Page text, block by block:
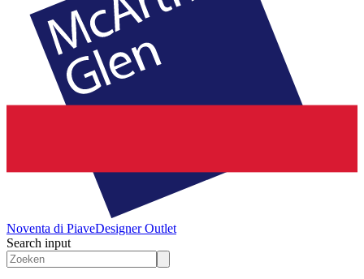
Noventa di PiaveDesigner Outlet
Search input